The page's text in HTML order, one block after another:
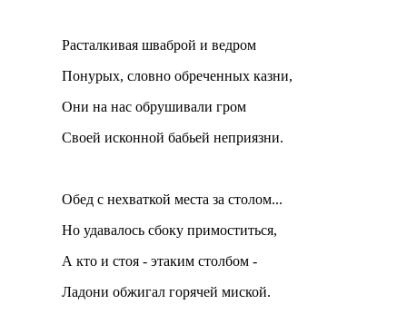
Расталкивая шваброй и ведром
Понурых, словно обреченных казни,
Они на нас обрушивали гром
Своей исконной бабьей неприязни.
Обед с нехваткой места за столом...
Но удавалось сбоку примоститься,
А кто и стоя - этаким столбом -
Ладони обжигал горячей миской.